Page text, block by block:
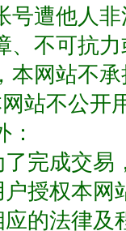
号遭他人
、不可抗
本网站不
站不公开
：
完成交易
授权本网
的法律及